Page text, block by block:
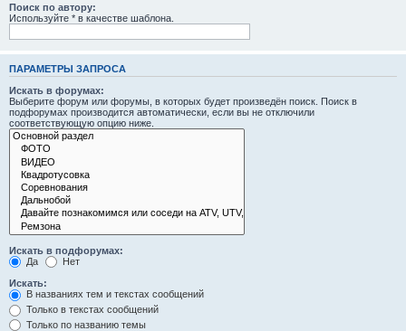
Поиск по автору:
Используйте * в качестве шаблона.
ПАРАМЕТРЫ ЗАПРОСА
Искать в форумах:
Выберите форум или форумы, в которых будет произведён поиск. Поиск в
подфорумах производится автоматически, если вы не отключили
соответствующую опцию ниже.
Искать в подфорумах:
Да
Нет
Искать:
В названиях тем и текстах сообщений
Только в текстах сообщений
Только по названию темы